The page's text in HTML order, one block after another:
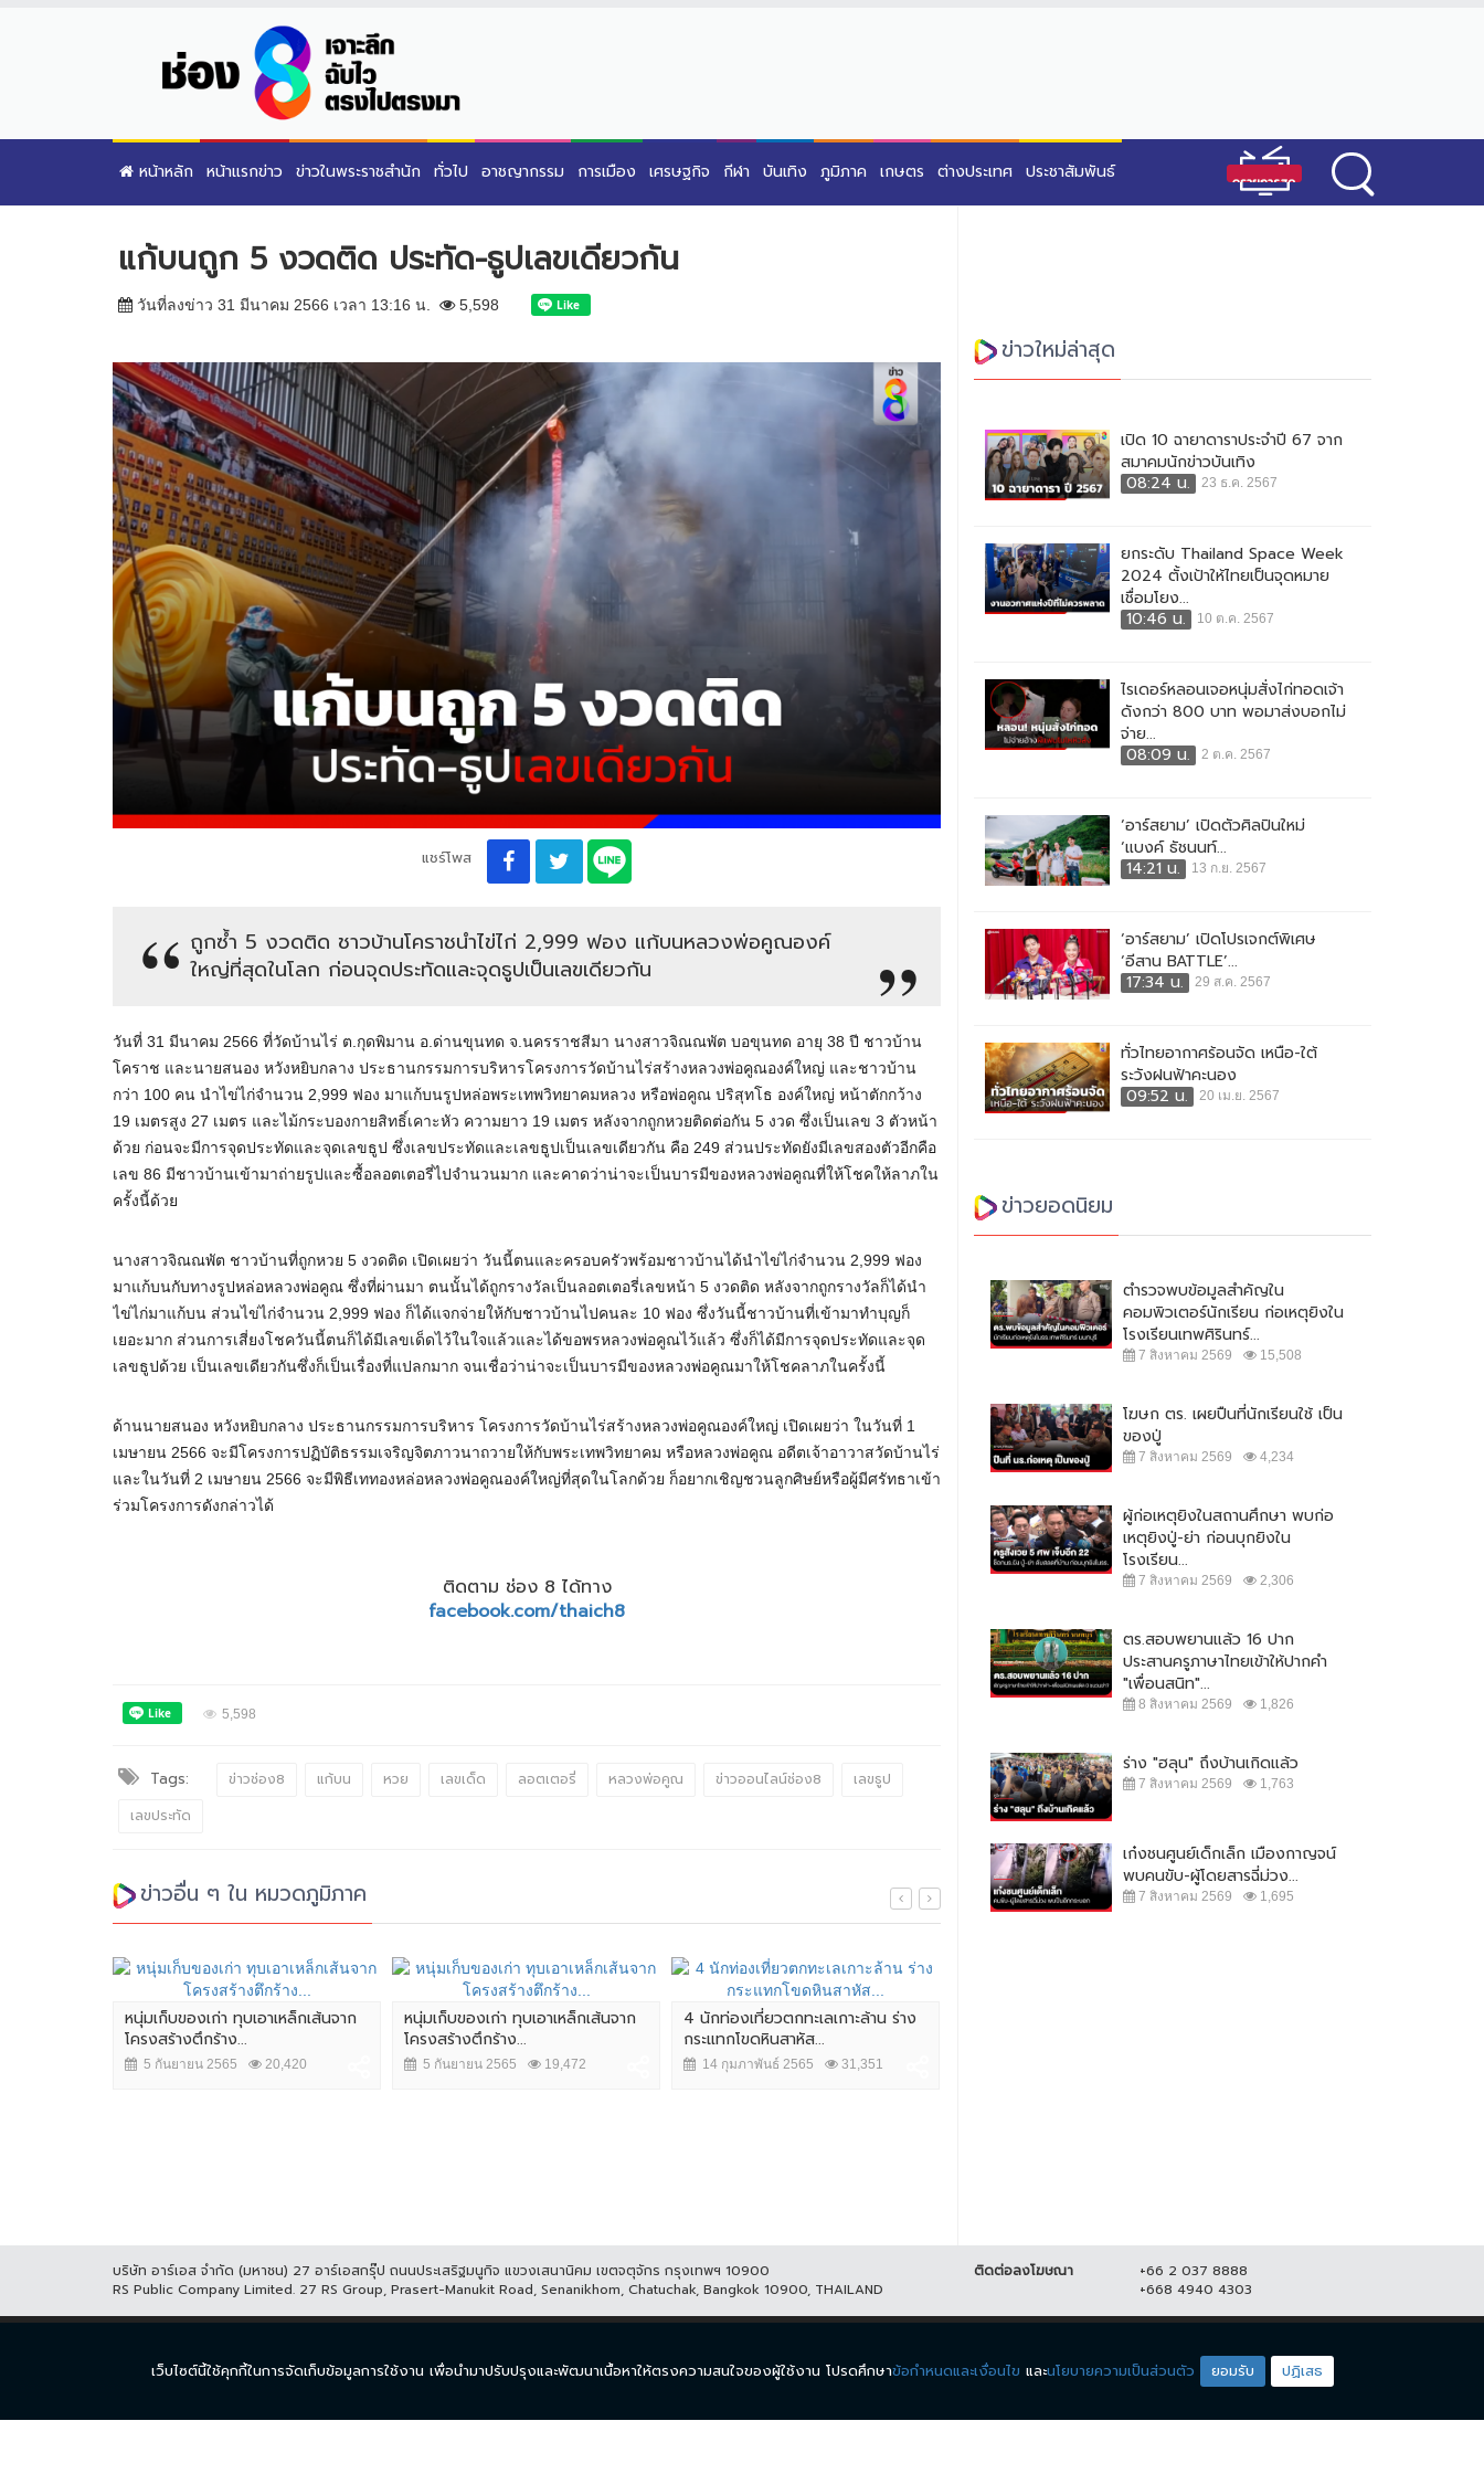
หน้าหลัก หน้าแรกข่าว ข่าวในพระราชสำนัก ทั่วไป อาชญากรรม การเมือง เศรษฐกิจ กีฬา บันเทิง ภูมิภาค เกษตร ต่างประเทศ ประชาสัมพันธ์
แก้บนถูก 5 งวดติด ประทัด-ธูปเลขเดียวกัน
วันที่ลงข่าว 31 มีนาคม 2566 เวลา 13:16 น. 5,598
แชร์โพส
ถูกซ้ำ 5 งวดติด ชาวบ้านโคราชนำไข่ไก่ 2,999 ฟอง แก้บนหลวงพ่อคูณองค์
ใหญ่ที่สุดในโลก ก่อนจุดประทัดและจุดธูปเป็นเลขเดียวกัน
วันที่ 31 มีนาคม 2566 ที่วัดบ้านไร่ ต.กุดพิมาน อ.ด่านขุนทด จ.นครราชสีมา นางสาวจิณณพัต บอขุนทด อายุ 38 ปี ชาวบ้าน
โคราช และนายสนอง หวังหยิบกลาง ประธานกรรมการบริหารโครงการวัดบ้านไร่สร้างหลวงพ่อคูณองค์ใหญ่ และชาวบ้าน
กว่า 100 คน นำไข่ไก่จำนวน 2,999 ฟอง มาแก้บนรูปหล่อพระเทพวิทยาคมหลวง หรือพ่อคูณ ปริสุทโธ องค์ใหญ่ หน้าตักกว้าง
19 เมตรสูง 27 เมตร และไม้กระบองกายสิทธิ์เคาะหัว ความยาว 19 เมตร หลังจากถูกหวยติดต่อกัน 5 งวด ซึ่งเป็นเลข 3 ตัวหน้า
ด้วย ก่อนจะมีการจุดประทัดและจุดเลขธูป ซึ่งเลขประทัดและเลขธูปเป็นเลขเดียวกัน คือ 249 ส่วนประทัดยังมีเลขสองตัวอีกคือ
เลข 86 มีชาวบ้านเข้ามาถ่ายรูปและซื้อลอตเตอรี่ไปจำนวนมาก และคาดว่าน่าจะเป็นบารมีของหลวงพ่อคูณที่ให้โชคให้ลาภใน
ครั้งนี้ด้วย
นางสาวจิณณพัต ชาวบ้านที่ถูกหวย 5 งวดติด เปิดเผยว่า วันนี้ตนและครอบครัวพร้อมชาวบ้านได้นำไข่ไก่จำนวน 2,999 ฟอง
มาแก้บนกับทางรูปหล่อหลวงพ่อคูณ ซึ่งที่ผ่านมา ตนนั้นได้ถูกรางวัลเป็นลอตเตอรี่เลขหน้า 5 งวดติด หลังจากถูกรางวัลก็ได้นำ
ไข่ไก่มาแก้บน ส่วนไข่ไก่จำนวน 2,999 ฟอง ก็ได้แจกจ่ายให้กับชาวบ้านไปคนละ 10 ฟอง ซึ่งวันนี้ชาวบ้านที่เข้ามาทำบุญก็
เยอะมาก ส่วนการเสี่ยงโชควันนี้ตนก็ได้มีเลขเด็ดไว้ในใจแล้วและได้ขอพรหลวงพ่อคูณไว้แล้ว ซึ่งก็ได้มีการจุดประทัดและจุด
เลขธูปด้วย เป็นเลขเดียวกันซึ่งก็เป็นเรื่องที่แปลกมาก จนเชื่อว่าน่าจะเป็นบารมีของหลวงพ่อคูณมาให้โชคลาภในครั้งนี้
ด้านนายสนอง หวังหยิบกลาง ประธานกรรมการบริหาร โครงการวัดบ้านไร่สร้างหลวงพ่อคูณองค์ใหญ่ เปิดเผยว่า ในวันที่ 1
เมษายน 2566 จะมีโครงการปฏิบัติธรรมเจริญจิตภาวนาถวายให้กับพระเทพวิทยาคม หรือหลวงพ่อคูณ อดีตเจ้าอาวาสวัดบ้านไร่
และในวันที่ 2 เมษายน 2566 จะมีพิธีเททองหล่อหลวงพ่อคูณองค์ใหญ่ที่สุดในโลกด้วย ก็อยากเชิญชวนลูกศิษย์หรือผู้มีศรัทธาเข้า
ร่วมโครงการดังกล่าวได้
ติดตาม ช่อง 8 ได้ทาง
facebook.com/thaich8
5,598
Tags: ข่าวช่อง8 แก้บน หวย เลขเด็ด ลอตเตอรี่ หลวงพ่อคูณ ข่าวออนไลน์ช่อง8
เลขธูป
เลขประทัด
ข่าวอื่น ๆ ใน หมวดภูมิภาค
หนุ่มเก็บของเก่า ทุบเอาเหล็กเส้นจาก
โครงสร้างตึกร้าง...
5 กันยายน 2565 20,420
หนุ่มเก็บของเก่า ทุบเอาเหล็กเส้นจาก
โครงสร้างตึกร้าง...
5 กันยายน 2565 19,472
4 นักท่องเที่ยวตกทะเลเกาะล้าน ร่าง
กระแทกโขดหินสาหัส...
14 กุมภาพันธ์ 2565 31,351
ข่าวใหม่ล่าสุด
เปิด 10 ฉายาดาราประจำปี 67 จาก
สมาคมนักข่าวบันเทิง
08:24 น.
23 ธ.ค. 2567
ยกระดับ Thailand Space Week
2024 ตั้งเป้าให้ไทยเป็นจุดหมาย
เชื่อมโยง...
10:46 น.
10 ต.ค. 2567
ไรเดอร์หลอนเจอหนุ่มสั่งไก่ทอดเจ้า
ดังกว่า 800 บาท พอมาส่งบอกไม่
จ่าย...
08:09 น.
2 ต.ค. 2567
‘อาร์สยาม’ เปิดตัวศิลปินใหม่
‘แบงค์ ธัชนนท์...
14:21 น.
13 ก.ย. 2567
‘อาร์สยาม’ เปิดโปรเจกต์พิเศษ
‘อีสาน BATTLE’...
17:34 น.
29 ส.ค. 2567
ทั่วไทยอากาศร้อนจัด เหนือ-ใต้
ระวังฝนฟ้าคะนอง
09:52 น.
20 เม.ย. 2567
ข่าวยอดนิยม
ตำรวจพบข้อมูลสำคัญใน
คอมพิวเตอร์นักเรียน ก่อเหตุยิงใน
โรงเรียนเทพศิรินทร์...
7 สิงหาคม 2569 15,508
โฆษก ตร. เผยปืนที่นักเรียนใช้ เป็น
ของปู่
7 สิงหาคม 2569 4,234
ผู้ก่อเหตุยิงในสถานศึกษา พบก่อ
เหตุยิงปู่-ย่า ก่อนบุกยิงใน
โรงเรียน...
7 สิงหาคม 2569 2,306
ตร.สอบพยานแล้ว 16 ปาก
ประสานครูภาษาไทยเข้าให้ปากคำ
"เพื่อนสนิท"...
8 สิงหาคม 2569 1,826
ร่าง "ฮลุน" ถึงบ้านเกิดแล้ว
7 สิงหาคม 2569 1,763
เก๋งชนศูนย์เด็กเล็ก เมืองกาญจน์
พบคนขับ-ผู้โดยสารฉี่ม่วง...
7 สิงหาคม 2569 1,695
บริษัท อาร์เอส จำกัด (มหาชน) 27 อาร์เอสกรุ๊ป ถนนประเสริฐมนูกิจ แขวงเสนานิคม เขตจตุจักร กรุงเทพฯ 10900
RS Public Company Limited. 27 RS Group, Prasert-Manukit Road, Senanikhom, Chatuchak, Bangkok 10900, THAILAND
ติดต่อลงโฆษณา
+66 2 037 8888
+668 4940 4303
ละคร มีเดียโซน
เว็บไซต์นี้ใช้คุกกี้ในการจัดเก็บข้อมูลการใช้งาน เพื่อนำมาปรับปรุงและพัฒนาเนื้อหาให้ตรงความสนใจของผู้ใช้งาน โปรดศึกษาข้อกำหนดและเงื่อนไข และนโยบายความเป็นส่วนตัว ยอมรับ ปฏิเสธ